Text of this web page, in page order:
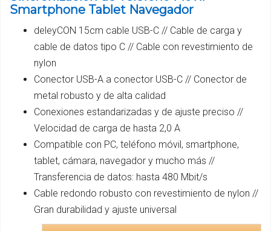
Smartphone Tablet Navegador
deleyCON 15cm cable USB-C // Cable de carga y
cable de datos tipo C // Cable con revestimiento de
nylon
Conector USB-A a conector USB-C // Conector de
metal robusto y de alta calidad
Conexiones estandarizadas y de ajuste preciso //
Velocidad de carga de hasta 2,0 A
Compatible con PC, teléfono móvil, smartphone,
tablet, cámara, navegador y mucho más //
Transferencia de datos: hasta 480 Mbit/s
Cable redondo robusto con revestimiento de nylon //
Gran durabilidad y ajuste universal